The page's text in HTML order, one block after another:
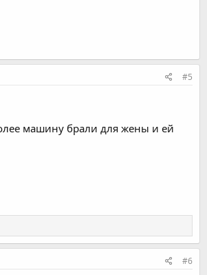
#5
машину брали для жены и ей
#6